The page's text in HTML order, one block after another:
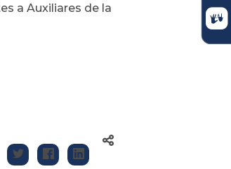
a Auxiliares de la